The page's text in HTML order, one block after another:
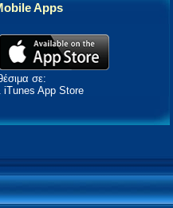
Apps
σε:
App Store